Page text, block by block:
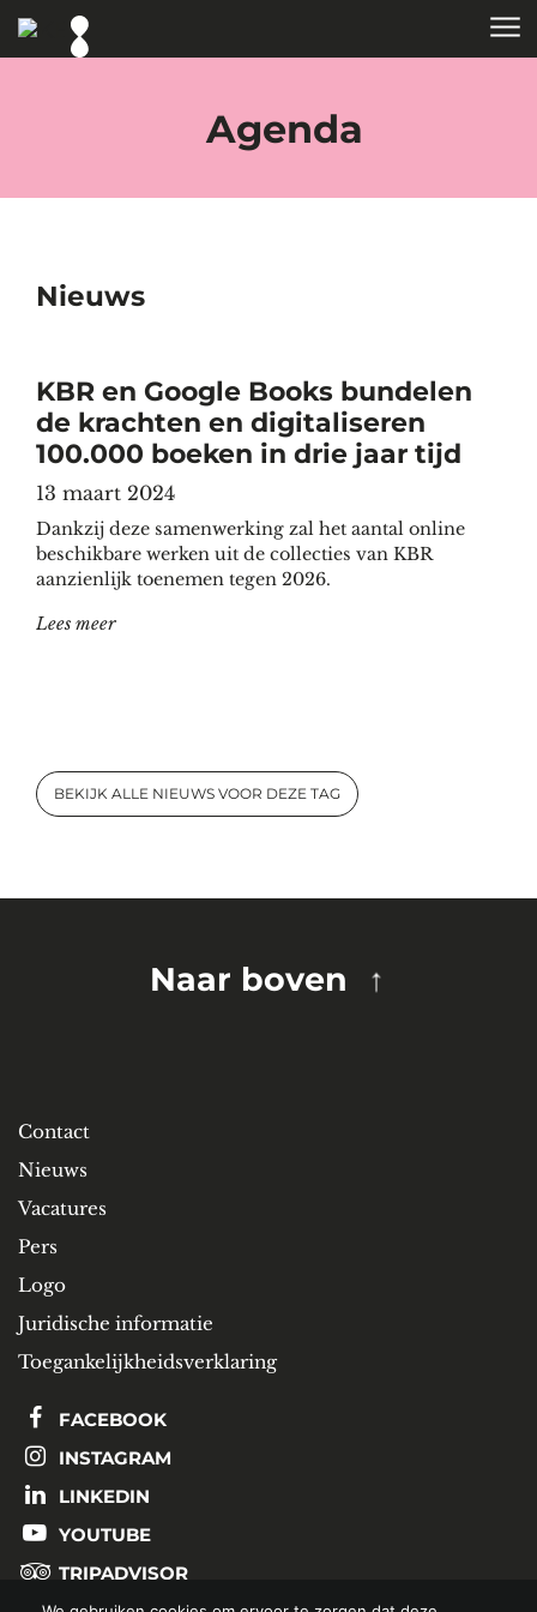
Skip to main content
Agenda
Nieuws
KBR en Google Books bundelen
de krachten en digitaliseren
100.000 boeken in drie jaar tijd
13 maart 2024
Dankzij deze samenwerking zal het aantal online
beschikbare werken uit de collecties van KBR
aanzienlijk toenemen tegen 2026.
Lees meer"KBR en Google Books bundelen de krachten en
BEKIJK ALLE NIEUWS VOOR DEZE TAG
Naar boven
Contact
Nieuws
Vacatures
Pers
Logo
Juridische informatie
Toegankelijkheidsverklaring
FACEBOOK
INSTAGRAM
LINKEDIN
YOUTUBE
TRIPADVISOR